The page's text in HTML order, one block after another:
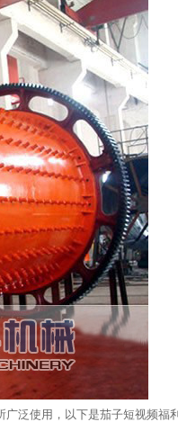
泛使用，以下是茄子短视频